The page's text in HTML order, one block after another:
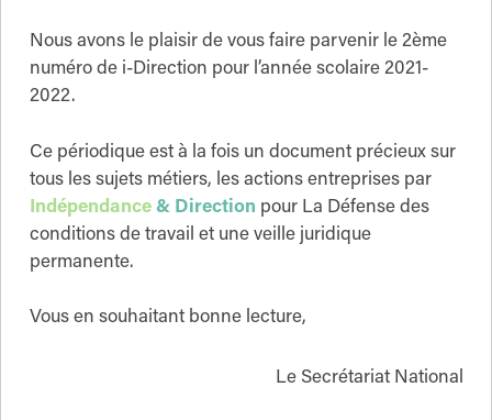
Nous avons le plaisir de vous faire parvenir le 2ème
numéro de i-Direction pour l’année scolaire 2021-
2022.
Ce périodique est à la fois un document précieux sur
tous les sujets métiers, les actions entreprises par
Indépendance & Direction pour La Défense des
conditions de travail et une veille juridique
permanente.
Vous en souhaitant bonne lecture,
Le Secrétariat National